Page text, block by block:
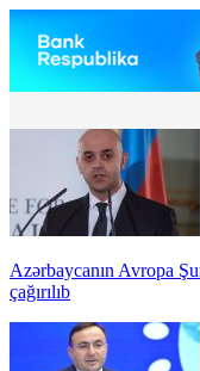
Azərbaycanın Avropa
çağırılıb